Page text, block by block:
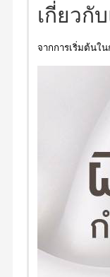
เกี่ยวกั
จากการเริ่มต้นใ